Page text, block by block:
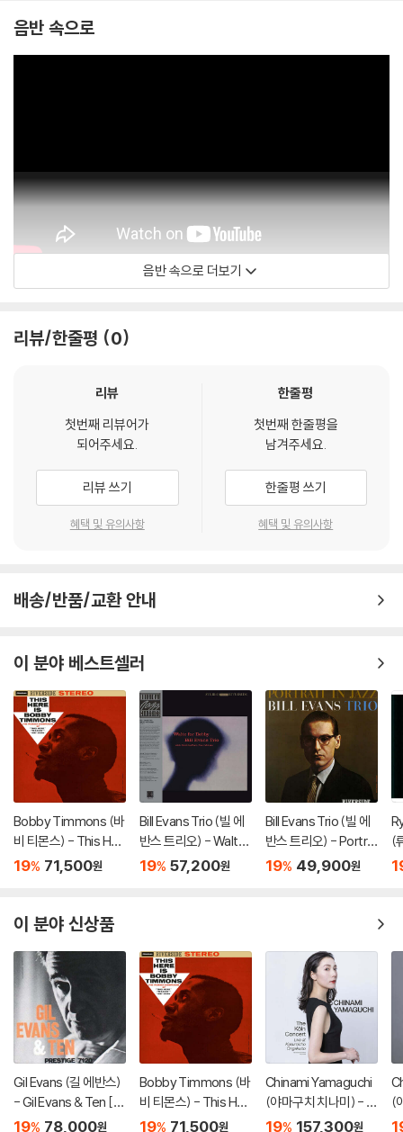
음반 속으로
음반 속으로 더보기
리뷰/한줄평 0
리뷰
첫번째 리뷰어가
되어주세요.
리뷰 쓰기
혜택 및 유의사항
한줄평
첫번째 한줄평을
남겨주세요.
한줄평 쓰기
혜택 및 유의사항
배송/반품/교환 안내
이 분야 베스트셀러
Bobby Timmons (바
비 티몬스) - This Her
e Is Bobby Timmon
19% 71,500원
Bill Evans Trio (빌 에
반스 트리오) - Waltz
For Debby [LP]
19% 57,200원
Bill Evans Trio (빌 에
반스 트리오) - Portrai
t In Jazz [LP]
19% 49,900원
(
이 분야 신상품
Gil Evans (길 에반스)
- Gil Evans & Ten [L
P]
19% 78,000원
Bobby Timmons (바
비 티몬스) - This Her
e Is Bobby Timmon
19% 71,500원
Chinami Yamaguchi
(야마구치 치나미) - Li
ve at Kasumicho On
19% 157,300원
(